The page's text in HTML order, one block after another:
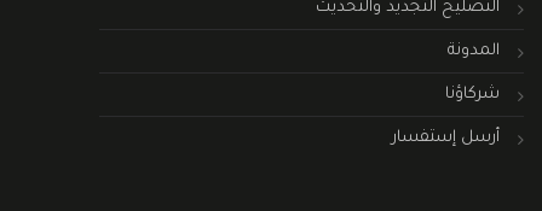
التصليح التجديد والتحديث
المدونة
شركاؤنا
أرسل إستفسار